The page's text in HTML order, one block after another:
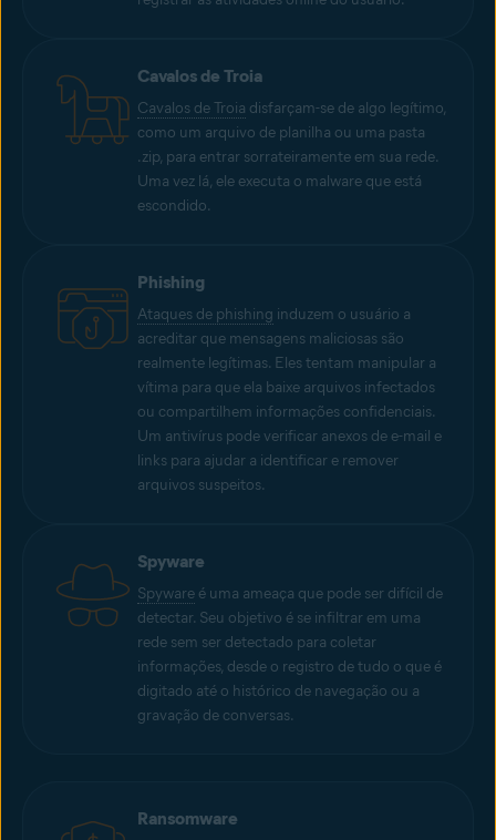
Cavalos de Troia
Cavalos de Troia disfarçam-se de algo legítimo,
como um arquivo de planilha ou uma pasta
.zip, para entrar sorrateiramente em sua rede.
Uma vez lá, ele executa o malware que está
escondido.
Phishing
Ataques de phishing induzem o usuário a
acreditar que mensagens maliciosas são
realmente legítimas. Eles tentam manipular a
vítima para que ela baixe arquivos infectados
ou compartilhem informações confidenciais.
Um antivírus pode verificar anexos de e-mail e
links para ajudar a identificar e remover
arquivos suspeitos.
Spyware
Spyware é uma ameaça que pode ser difícil de
detectar. Seu objetivo é se infiltrar em uma
rede sem ser detectado para coletar
informações, desde o registro de tudo o que é
digitado até o histórico de navegação ou a
gravação de conversas.
Ransomware